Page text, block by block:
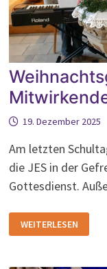
19. Dezember 2025
Am letzten
die JES in der
Gottesdienst.
MIT
VIELEN
WEITERLESEN